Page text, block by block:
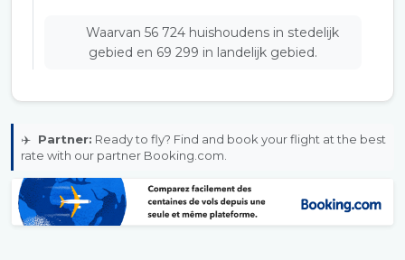
Waarvan 56 724 huishoudens in stedelijk
gebied en 69 299 in landelijk gebied.
✈️ Partner: Ready to fly? Find and book your flight at the best
rate with our partner Booking.com.